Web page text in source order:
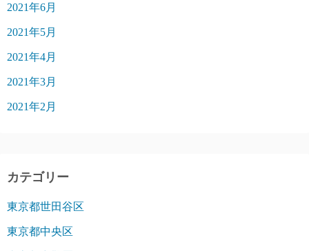
2021年6月
2021年5月
2021年4月
2021年3月
2021年2月
カテゴリー
東京都世田谷区
東京都中央区